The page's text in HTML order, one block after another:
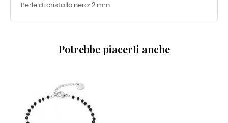
Perle di cristallo nero: 2 mm
Potrebbe piacerti anche